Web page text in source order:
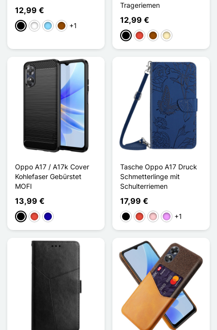
12,99 €
Schwarz
WeißHellblauBraun
+1
Trageriemen
12,99 €
Schwarz
Rot BraunGolden
Oppo A17 / A17k Cover
Kohlefaser Gebürstet
MOFI
13,99 €
Schwarz
Rot Dunkelblau
Tasche Oppo A17 Druck
Schmetterlinge mit
Schulterriemen
17,99 €
Schwarz
Rot PinkHellviolett
+1